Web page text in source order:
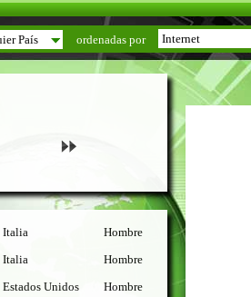
ordenadas por
Italia Hombre
Italia Hombre
Estados Unidos Hombre